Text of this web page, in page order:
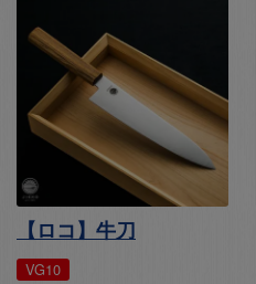
【ロコ】牛刀
VG10